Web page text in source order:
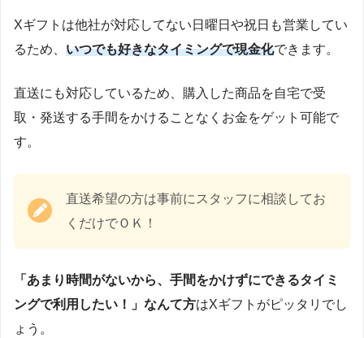
Xギフトは他社が対応してない日曜日や祝日も営業してい
るため、 いつでも好きなタイミングで現金化できます。
直送にも対応しているため、購入した商品を自宅で受
取・発送する手間をかけることなくお金をゲット可能で
す。
直送希望の方は事前にスタッフに相談してお
くだけでＯＫ！
「あまり時間がないから、手間をかけずにできるタイミ
ングで利用したい！」なんて方はXギフトがピッタリでし
ょう。